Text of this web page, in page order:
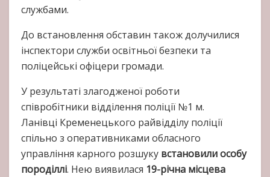
службами.
До встановлення обставин також долучилися
інспектори служби освітньої безпеки та
поліцейські офіцери громади.
У результаті злагодженої роботи
співробітники відділення поліції №1 м.
Ланівці Кременецького райвідділу поліції
спільно з оперативниками обласного
управління карного розшуку встановили особу
породіллі. Нею виявилася 19-річна місцева